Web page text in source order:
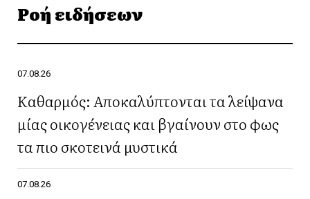
Ροή ειδήσεων
07.08.26
Καθαρμός: Αποκαλύπτονται τα λείψανα
μίας οικογένειας και βγαίνουν στο φως
τα πιο σκοτεινά μυστικά
07.08.26